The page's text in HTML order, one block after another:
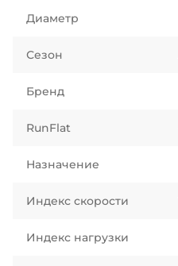
Диаметр
Сезон
Бренд
RunFlat
Назначение
Индекс скорости
Индекс нагрузки